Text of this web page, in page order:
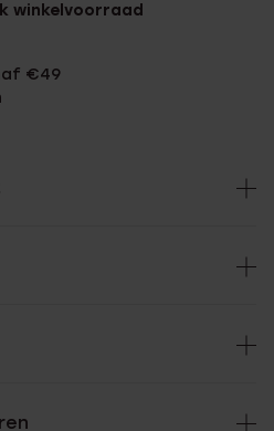
winkelvoorraad
€49